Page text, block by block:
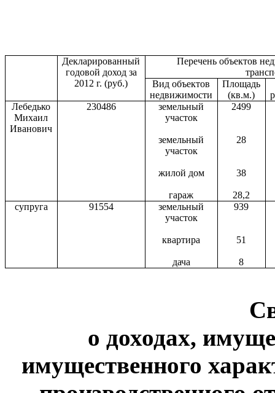
Декларированный
годовой доход за
2012 г. (руб.)
Перечень объектов
Вид объектов
недвижимости
Площадь
(кв.м.)
Лебедько
Михаил
Иванович
230486
земельный
участок
земельный
участок
жилой дом
гараж
2499
28
38
28,2
супруга
91554
земельный
участок
квартира
дача
939
51
8
о доходах,
имущественного